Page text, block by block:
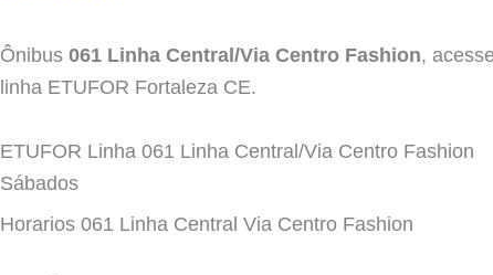
Ônibus 061 Linha Central/Via Centro Fashion,
linha ETUFOR Fortaleza CE.
ETUFOR Linha 061 Linha Central/Via Centro Fashion
Sábados
Horarios 061 Linha Central Via Centro Fashion